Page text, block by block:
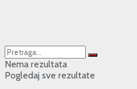
Nema rezultata
Pogledaj sve rezultate